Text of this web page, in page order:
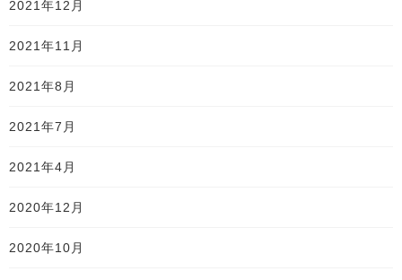
2021年12月
2021年11月
2021年8月
2021年7月
2021年4月
2020年12月
2020年10月